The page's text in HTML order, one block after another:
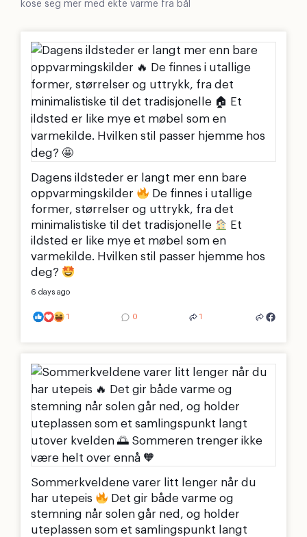
kose seg mer med ekte varme fra bål
Dagens ildsteder er langt mer enn bare
oppvarmingskilder
De finnes i utallige
former, størrelser og uttrykk, fra det
minimalistiske til det tradisjonelle
Et
ildsted er like mye et møbel som en
varmekilde. Hvilken stil passer hjemme hos
deg?
6 days ago
1 0 1
Sommerkveldene varer litt lenger når du
har utepeis
Det gir både varme og
stemning når solen går ned, og holder
uteplassen som et samlingspunkt langt